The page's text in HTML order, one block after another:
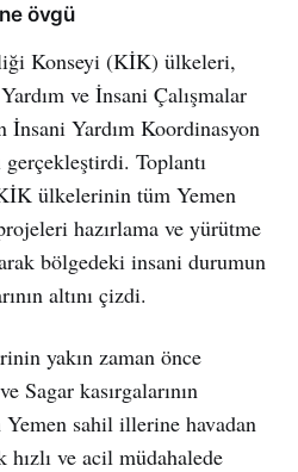
övgü
Konseyi (KİK) ülkeleri,
ve İnsani Çalışmalar
İnsani Yardım Koordinasyon
gerçekleştirdi. Toplantı
ülkelerinin tüm Yemen
hazırlama ve yürütme
bölgedeki insani durumun
altını çizdi.
yakın zaman önce
Sagar kasırgalarının
sahil illerine havadan
hızlı ve acil müdahalede